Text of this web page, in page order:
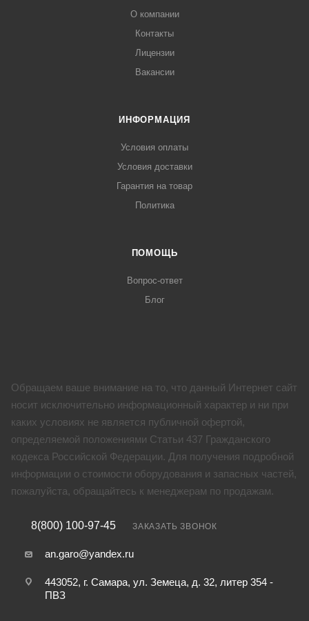
О компании
Контакты
Лицензии
Вакансии
ИНФОРМАЦИЯ
Условия оплаты
Условия доставки
Гарантия на товар
Политика
ПОМОЩЬ
Вопрос-ответ
Блог
Обращаем ваше внимание на то, что данный Интернет сайт
носит исключительно информационный характер и ни при
каких условиях не является публичной офертой,
определяемой положениями Статьи 437 Гражданского
кодекса Российской Федерации. Для получения подробной
информации о стоимости оборудования и запасных частей,
пожалуйста, обращайтесь к менеджерам по продажам.
8(800) 100-97-45 ЗАКАЗАТЬ ЗВОНОК
an.garo@yandex.ru
443052, г. Самара, ул. Земеца, д. 32, литер 354 -
ПВЗ